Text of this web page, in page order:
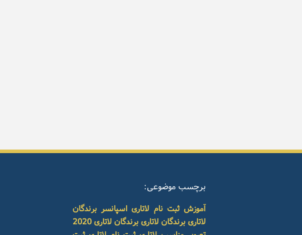
برچسب موضوعی:
آموزش ثبت نام لاتاری اسپانسر برندگان
لاتاری برندگان لاتاری برندگان لاتاری 2020